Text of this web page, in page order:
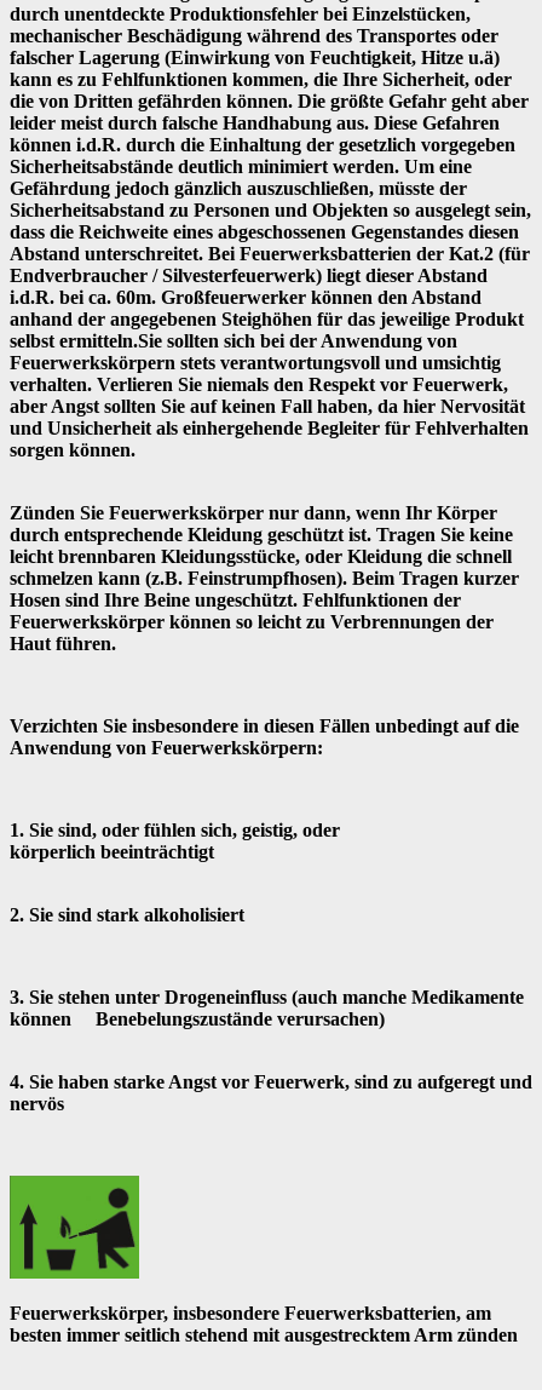
durch unentdeckte Produktionsfehler bei Einzelstücken,
mechanischer Beschädigung während des Transportes oder
falscher Lagerung (Einwirkung von Feuchtigkeit, Hitze u.ä)
kann es zu Fehlfunktionen kommen, die Ihre Sicherheit, oder
die von Dritten gefährden können. Die größte Gefahr geht aber
leider meist durch falsche Handhabung aus. Diese Gefahren
können i.d.R. durch die Einhaltung der gesetzlich vorgegeben
Sicherheitsabstände deutlich minimiert werden. Um eine
Gefährdung jedoch gänzlich auszuschließen, müsste der
Sicherheitsabstand zu Personen und Objekten so ausgelegt sein,
dass die Reichweite eines abgeschossenen Gegenstandes diesen
Abstand unterschreitet. Bei Feuerwerksbatterien der Kat.2 (für
Endverbraucher / Silvesterfeuerwerk) liegt dieser Abstand
i.d.R. bei ca. 60m. Großfeuerwerker können den Abstand
anhand der angegebenen Steighöhen für das jeweilige Produkt
selbst ermitteln.Sie sollten sich bei der Anwendung von
Feuerwerkskörpern stets verantwortungsvoll und umsichtig
verhalten. Verlieren Sie niemals den Respekt vor Feuerwerk,
aber Angst sollten Sie auf keinen Fall haben, da hier Nervosität
und Unsicherheit als einhergehende Begleiter für Fehlverhalten
sorgen können.
Zünden Sie Feuerwerkskörper nur dann, wenn Ihr Körper
durch entsprechende Kleidung geschützt ist. Tragen Sie keine
leicht brennbaren Kleidungsstücke, oder Kleidung die schnell
schmelzen kann (z.B. Feinstrumpfhosen). Beim Tragen kurzer
Hosen sind Ihre Beine ungeschützt. Fehlfunktionen der
Feuerwerkskörper können so leicht zu Verbrennungen der
Haut führen.
Verzichten Sie insbesondere in diesen Fällen unbedingt auf die
Anwendung von Feuerwerkskörpern:
1. Sie sind, oder fühlen sich, geistig, oder
körperlich beeinträchtigt
2. Sie sind stark alkoholisiert
3. Sie stehen unter Drogeneinfluss (auch manche Medikamente
können Benebelungszustände verursachen)
4. Sie haben starke Angst vor Feuerwerk, sind zu aufgeregt und
nervös
Feuerwerkskörper, insbesondere Feuerwerksbatterien, am
besten immer seitlich stehend mit ausgestrecktem Arm zünden